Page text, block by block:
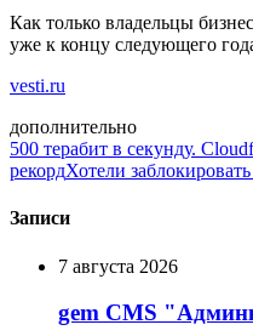
Как только владельцы
уже к концу следующего
vesti.ru
дополнительно
500 терабит в секунду.
рекордХотели
Записи
7 августа 2026
gem CMS